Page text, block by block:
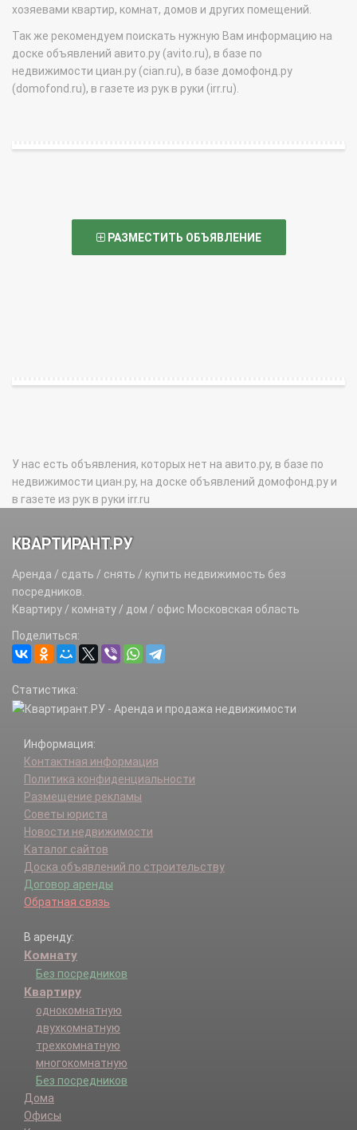
хозяевами квартир, комнат, домов и других помещений.
Так же рекомендуем поискать нужную Вам информацию на
доске объявлений авито.ру (avito.ru), в базе по
недвижимости циан.ру (cian.ru), в базе домофонд.ру
(domofond.ru), в газете из рук в руки (irr.ru).
РАЗМЕСТИТЬ ОБЪЯВЛЕНИЕ
У нас есть объявления, которых нет на авито.ру, в базе по
недвижимости циан.ру, на доске объявлений домофонд.ру и
в газете из рук в руки irr.ru
КВАРТИРАНТ.РУ
Аренда / сдать / снять / купить недвижимость без
посредников.
Квартиру / комнату / дом / офис Московская область
Поделиться:
Статистика:
Информация:
Контактная информация
Политика конфиденциальности
Размещение рекламы
Советы юриста
Новости недвижимости
Каталог сайтов
Доска объявлений по строительству
Договор аренды
Обратная связь
В аренду:
Комнату
Без посредников
Квартиру
однокомнатную
двухкомнатную
трехкомнатную
многокомнатную
Без посредников
Дома
Офисы